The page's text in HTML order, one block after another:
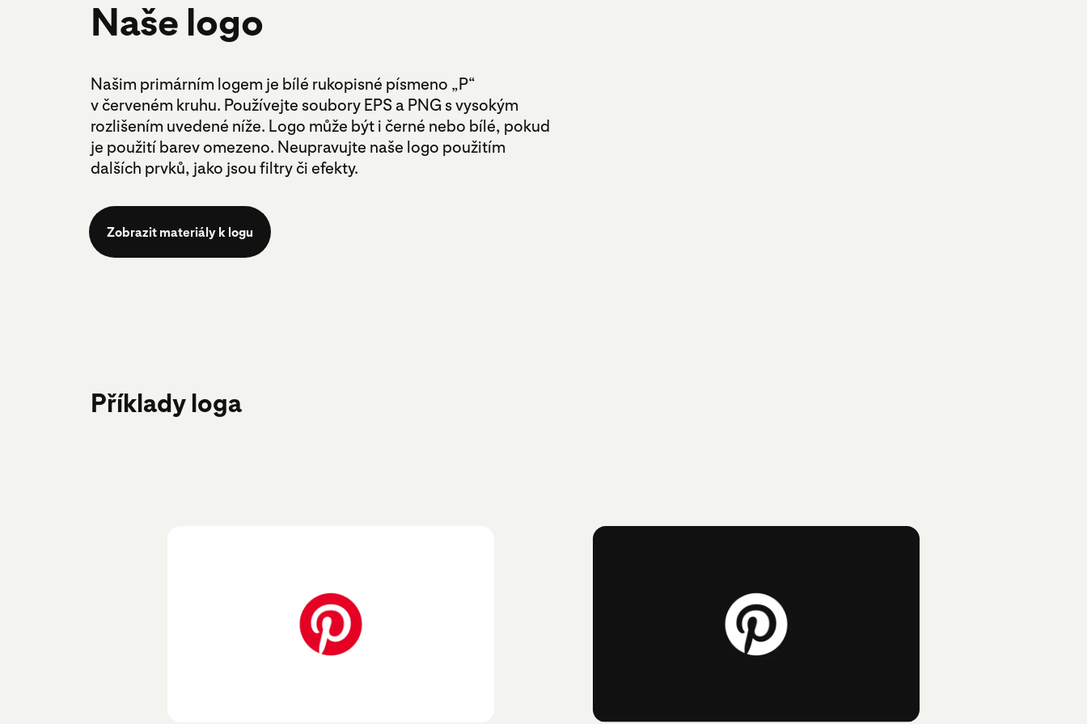
Naše logo
Našim primárním logem je bílé rukopisné písmeno „P“
v červeném kruhu. Používejte soubory EPS a PNG s vysokým
rozlišením uvedené níže. Logo může být i černé nebo bílé, pokud
je použití barev omezeno. Neupravujte naše logo použitím
dalších prvků, jako jsou filtry či efekty.
Zobrazit materiály k logu
Příklady loga